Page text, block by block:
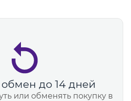
обмен до 14 дней
или обменять покупку в